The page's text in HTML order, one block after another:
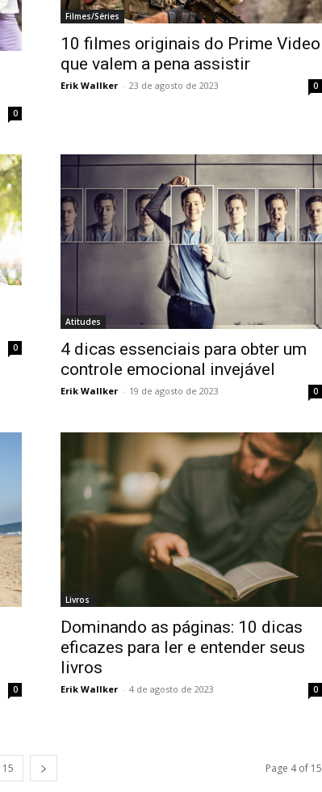
0
Filmes/Séries
10 filmes originais do Prime Video
que valem a pena assistir
Erik Wallker - 23 de agosto de 2023 0
0
Atitudes
4 dicas essenciais para obter um
controle emocional invejável
Erik Wallker - 19 de agosto de 2023 0
0
Livros
Dominando as páginas: 10 dicas
eficazes para ler e entender seus
livros
Erik Wallker - 4 de agosto de 2023 0
15 Page 4 of 15